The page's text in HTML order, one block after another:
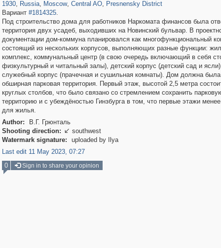
1930, Russia, Moscow, Central AO, Presnensky District
Вариант #1814325.
Под строительство дома для работников Наркомата финансов была
территория двух усадеб, выходивших на Новинский бульвар. В
документации дом-коммуна планировался как многофункциональный
состоящий из нескольких корпусов, выполняющих разные функции:
комплекс, коммунальный центр (в свою очередь включающий в себя
физкультурный и читальный залы), детский корпус (детский сад и
служебный корпус (прачечная и сушильная комнаты). Дом должна была
обширная парковая территория. Первый этаж, высотой 2,5 метра
круглых столбов, что было связано со стремлением сохранить
территорию и с убеждёностью Гинзбурга в том, что первые этажи
для жилья.
Author:
В.Г. Грюнталь
Shooting direction:  southwest
Watermark signature:
uploaded by Ilya
Last edit 11 May 2023, 07:27
0
Sign in to share your opinion